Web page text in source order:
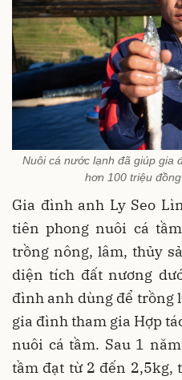
Nuôi cá nước lạnh đã giúp gia
hơn 100 triệu
Gia đình anh Ly Seo
tiên phong nuôi cá
trồng nông, lâm, thủy
diện tích đất nương
đình anh dùng để trồng
gia đình tham gia Hợp
nuôi cá tầm. Sau 1
tầm đạt từ 2 đến 2,5kg,